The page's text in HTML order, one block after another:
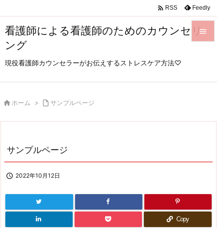
看護師による看護師のためのカウンセリ
ング
現役看護師カウンセラーがお伝えするストレスケア方法♡

検索
 RSS Feedly
 ホーム >  サンプルページ
サンプルページ
 2022年10月12日
Copy